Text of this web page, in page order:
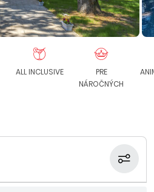
ALL INCLUSIVE
PRE
NÁROČNÝCH